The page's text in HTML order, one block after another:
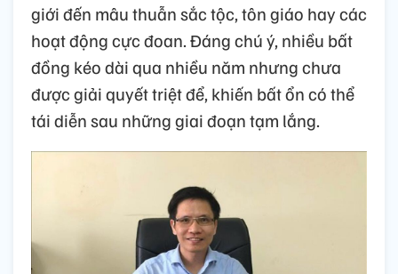
giới đến mâu thuẫn sắc tộc, tôn giáo hay các
hoạt động cực đoan. Đáng chú ý, nhiều bất
đồng kéo dài qua nhiều năm nhưng chưa
được giải quyết triệt để, khiến bất ổn có thể
tái diễn sau những giai đoạn tạm lắng.